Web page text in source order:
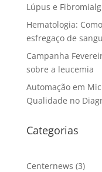
Lúpus e
Hematologia:
esfregaço de
Campanha
sobre a leucemia
Automação em
Qualidade no
Categorias
Centernews (3)